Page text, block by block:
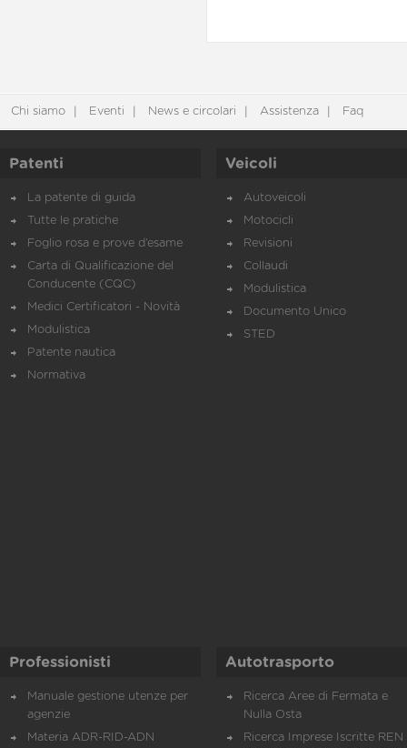
Chi siamo Eventi News e circolari Assistenza Faq
Patenti
La patente di guida
Tutte le pratiche
Foglio rosa e prove d’esame
Carta di Qualificazione del
Conducente (CQC)
Medici Certificatori - Novità
Modulistica
Patente nautica
Normativa
Veicoli
Autoveicoli
Motocicli
Revisioni
Collaudi
Modulistica
Documento Unico
STED
Professionisti
Manuale gestione utenze per
agenzie
Materia ADR-RID-ADN
Autotrasporto
Ricerca Aree di Fermata e
Nulla Osta
Ricerca Imprese Iscritte REN